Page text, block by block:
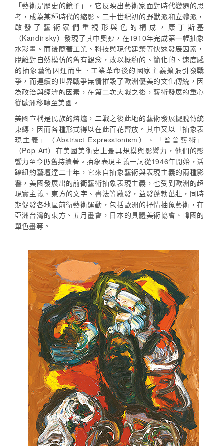
「藝術是歷史的鏡子」，它反映出藝術家面對時代變遷的思
考，成為某種時代的縮影。二十世紀初的野獸派和立體派，
啟發了藝術家們重視形與色的構成，康丁斯基
（Kandinsky）發現了其中奧妙，在1910年完成第一幅抽象
水彩畫。而後隨著工業、科技與現代建築等快速發展因素，
脫離對自然模仿的舊有觀念，改以概約的、簡化的、速度感
的抽象藝術因運而生。工業革命後的國家主義擴張引發戰
爭，而連續的世界戰爭無情摧毀了歐洲優美的文化傳統，因
為政治與經濟的因素，在第二次大戰之後，藝術發展的重心
從歐洲移轉至美國。
美國宣稱是民族的熔爐，二戰之後此地的藝術發展擺脫傳統
束縛，因而各種形式得以在此百花齊放。其中又以「抽象表
現主義」（Abstract Expressionism）、「普普藝術」
（Pop Art）在美國美術史上最具規模與影響力，他們的影
響力至今仍舊持續著。抽象表現主義一詞從1946年開始，活
躍紐約藝壇達二十年，它來自抽象藝術與表現主義的兩種影
響，美國發展出的前衛藝術抽象表現主義，也受到歐洲的超
現實主義、東方的文字、書法等啟發，益發蓬勃茁壯，同時
期促發各地區前衛藝術運動，包括歐洲的抒情抽象藝術，在
亞洲台灣的東方、五月畫會，日本的具體美術協會、韓國的
單色畫等。